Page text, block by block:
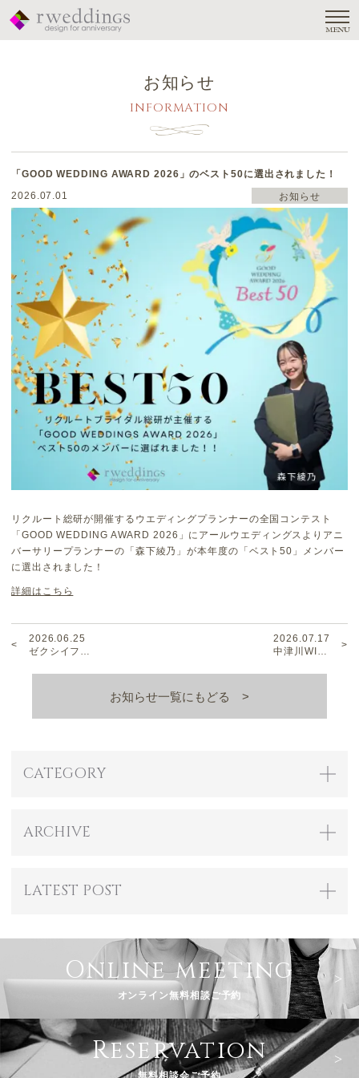
MENU
お知らせ
INFORMATION
「GOOD WEDDING AWARD 2026」のベスト50に選出されました！
2026.07.01
お知らせ
リクルート総研が開催するウエディングプランナーの全国コンテスト
「GOOD WEDDING AWARD 2026」にアールウエディングスよりアニ
バーサリープランナーの「森下綾乃」が本年度の「ベスト50」メンバー
に選出されました！
詳細はこちら
2026.06.25
ゼクシイフ…
2026.07.17
中津川WI…
お知らせ一覧にもどる
CATEGORY
ARCHIVE
LATEST POST
Online meeting
オンライン無料相談ご予約
Reservation
無料相談会ご予約